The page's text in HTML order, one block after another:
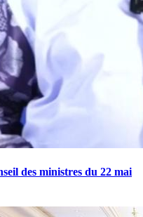
des ministres du 22 mai